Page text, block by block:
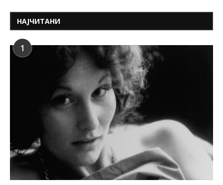
НАЈЧИТАНИ
1